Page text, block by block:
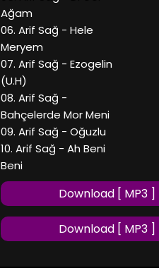
Ağam
06. Arif Sağ - Hele
Meryem
07. Arif Sağ - Ezogelin
(U.H)
08. Arif Sağ -
Bahçelerde Mor Meni
09. Arif Sağ - Oğuzlu
10. Arif Sağ - Ah Beni
Beni
Download [ MP3 ]
Download [ MP3 ]